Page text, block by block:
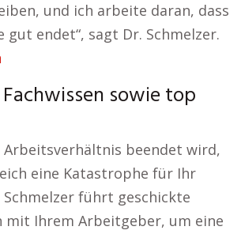
und ich arbeite daran, dass
gut endet“, sagt Dr. Schmelzer.
sowie top
Arbeitsverhältnis beendet wird,
eine Katastrophe für Ihr
Schmelzer führt geschickte
mit Ihrem Arbeitgeber, um eine